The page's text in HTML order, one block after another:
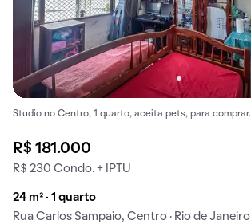
Studio no Centro, 1 quarto, aceita pets, para comprar.
R$ 181.000
R$ 230 Condo. + IPTU
24 m² · 1 quarto
Rua Carlos Sampaio, Centro · Rio de Janeiro